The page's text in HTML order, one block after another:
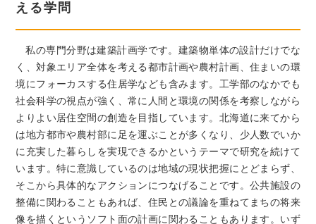
える学問
私の専門分野は建築計画学です。建築物単体の設計だけでな
く、対象エリア全体を考える都市計画や農村計画、住まいの環
境にフォーカスする住居学なども含みます。工学部のなかでも
社会科学の視点が強く、常に人間と環境の関係を考察しながら
よりよい居住空間の創造を目指しています。北海道に来てから
は地方都市や農村部に足を運ぶことが多くなり、少人数でいか
に充実した暮らしを実現できるかというテーマで研究を続けて
います。特に意識しているのは地域の現状把握にとどまらず、
そこから具体的なアクションにつなげることです。公共施設の
整備に関わることもあれば、住民との議論を重ねてまちの将来
像を描くというソフト面の計画に関わることもあります。いず